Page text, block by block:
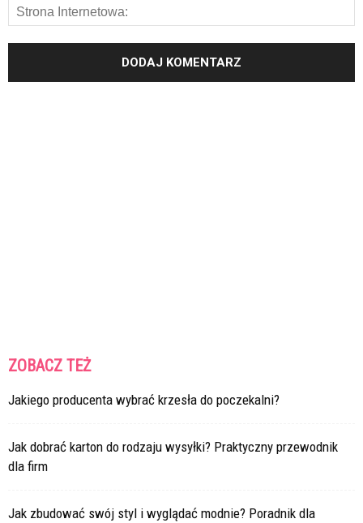
ZOBACZ TEŻ
Jakiego producenta wybrać krzesła do poczekalni?
Jak dobrać karton do rodzaju wysyłki? Praktyczny przewodnik
dla firm
Jak zbudować swój styl i wyglądać modnie? Poradnik dla